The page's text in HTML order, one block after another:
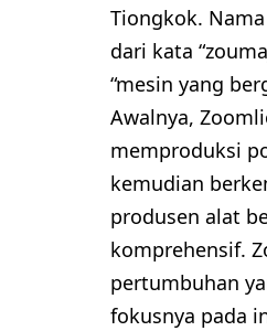
Tiongkok.
dari kata
“mesin yang
Awalnya,
memproduksi
kemudian
produsen alat
komprehensif.
pertumbuhan
fokusnya pada